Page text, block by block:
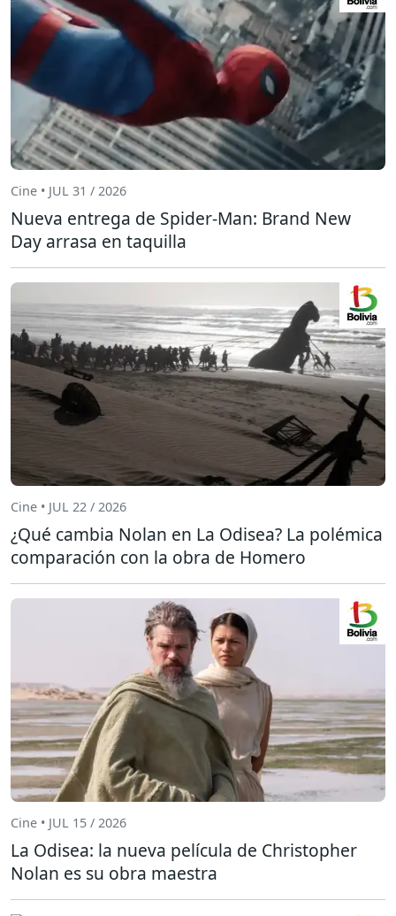
Cine • JUL 31 / 2026
Nueva entrega de Spider-Man: Brand New
Day arrasa en taquilla
Cine • JUL 22 / 2026
¿Qué cambia Nolan en La Odisea? La polémica
comparación con la obra de Homero
Cine • JUL 15 / 2026
La Odisea: la nueva película de Christopher
Nolan es su obra maestra